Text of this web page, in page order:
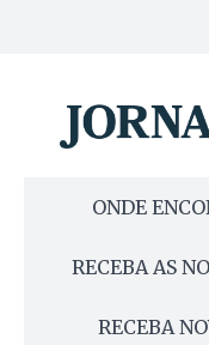
ONDE
RECEBA AS
RECEBA